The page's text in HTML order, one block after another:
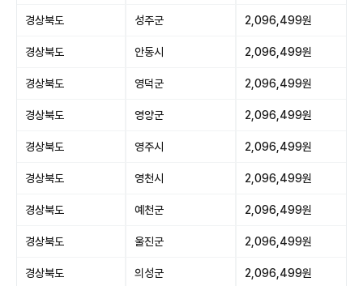
경상북도 성주군 2,096,499원
경상북도 안동시 2,096,499원
경상북도 영덕군 2,096,499원
경상북도 영양군 2,096,499원
경상북도 영주시 2,096,499원
경상북도 영천시 2,096,499원
경상북도 예천군 2,096,499원
경상북도 울진군 2,096,499원
경상북도 의성군 2,096,499원